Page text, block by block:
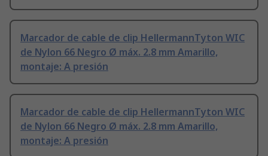
Marcador de cable de clip HellermannTyton WIC
de Nylon 66 Negro Ø máx. 2.8 mm Amarillo,
montaje: A presión
Marcador de cable de clip HellermannTyton WIC
de Nylon 66 Negro Ø máx. 2.8 mm Amarillo,
montaje: A presión